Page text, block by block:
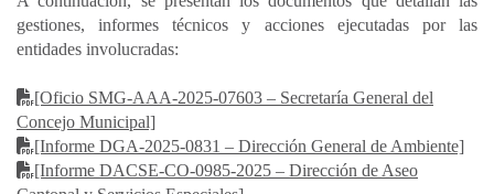
gestiones, informes técnicos y acciones ejecutadas por las
entidades involucradas:
[Oficio SMG-AAA-2025-07603 – Secretaría General del
Concejo Municipal]
[Informe DGA-2025-0831 – Dirección General de Ambiente]
[Informe DACSE-CO-0985-2025 – Dirección de Aseo